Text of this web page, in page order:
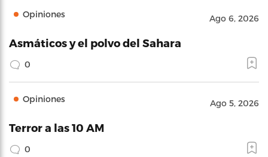
Opiniones Ago 6, 2026
Asmáticos y el polvo del Sahara
0
Opiniones Ago 5, 2026
Terror a las 10 AM
0